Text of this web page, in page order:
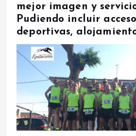
mejor imagen y
Pudiendo incluir
deportivas,